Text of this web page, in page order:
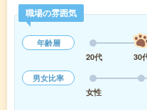
職場の雰囲気
年齢層
20代
30
男女比率
女性